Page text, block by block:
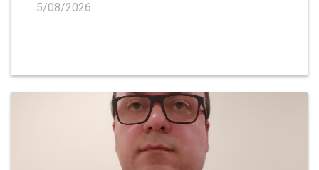
5/08/2026